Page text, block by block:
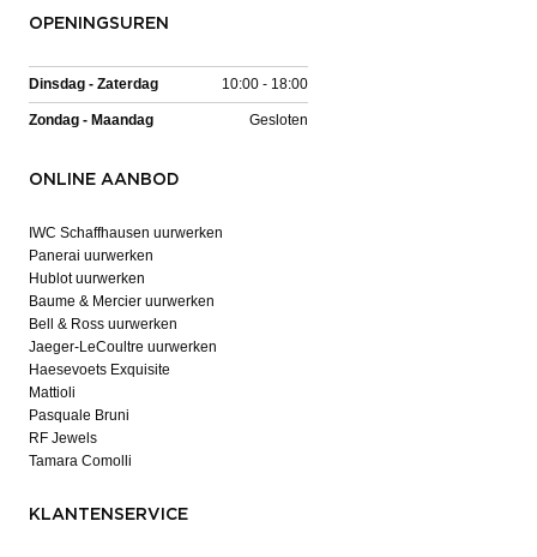
OPENINGSUREN
Dinsdag - Zaterdag 10:00 - 18:00
Zondag - Maandag Gesloten
ONLINE AANBOD
IWC Schaffhausen uurwerken
Panerai uurwerken
Hublot uurwerken
Baume & Mercier uurwerken
Bell & Ross uurwerken
Jaeger-LeCoultre uurwerken
Haesevoets Exquisite
Mattioli
Pasquale Bruni
RF Jewels
Tamara Comolli
KLANTENSERVICE